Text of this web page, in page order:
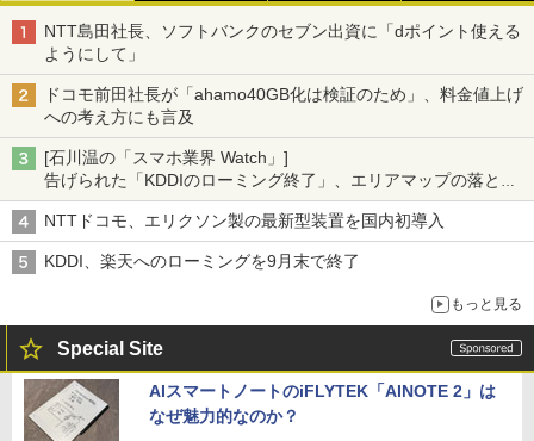
NTT島田社長、ソフトバンクのセブン出資に「dポイント使える
ようにして」
ドコモ前田社長が「ahamo40GB化は検証のため」、料金値上げ
への考え方にも言及
[石川温の「スマホ業界 Watch」]
告げられた「KDDIのローミング終了」、エリアマップの落とし
穴と楽天モバイルの課題
NTTドコモ、エリクソン製の最新型装置を国内初導入
KDDI、楽天へのローミングを9月末で終了
もっと見る
Special Site
AIスマートノートのiFLYTEK「AINOTE 2」は
なぜ魅力的なのか？